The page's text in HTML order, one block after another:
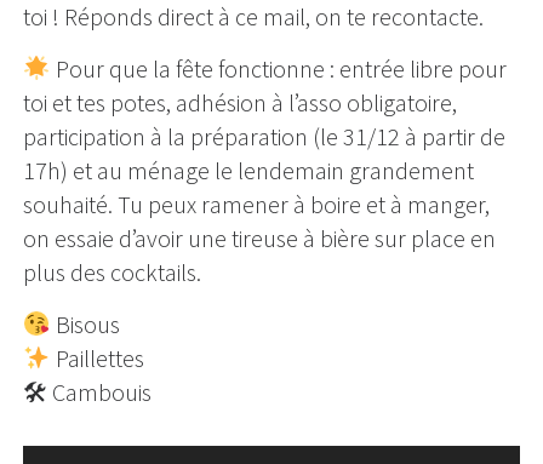
toi ! Réponds direct à ce mail, on te recontacte.
Pour que la fête fonctionne : entrée libre pour
toi et tes potes, adhésion à l’asso obligatoire,
participation à la préparation (le 31/12 à partir de
17h) et au ménage le lendemain grandement
souhaité. Tu peux ramener à boire et à manger,
on essaie d’avoir une tireuse à bière sur place en
plus des cocktails.
Bisous
Paillettes
🛠 Cambouis